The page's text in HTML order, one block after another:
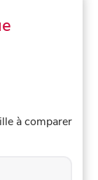
à comparer